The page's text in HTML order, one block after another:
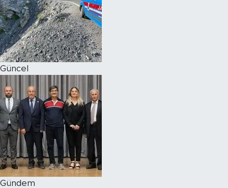
Güncel
Gündem
Magazin
Özel Haber
Politika
Resmi İlanlar
Sağlık
Spor
Turizm